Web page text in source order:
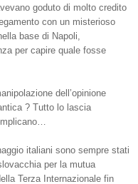
goduto di molto credito
con un misterioso
base di Napoli,
per capire quale fosse
dell’opinione
? Tutto lo lascia
italiani sono sempre stati
per la mutua
Terza Internazionale fin